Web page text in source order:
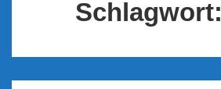
Schlagwort: